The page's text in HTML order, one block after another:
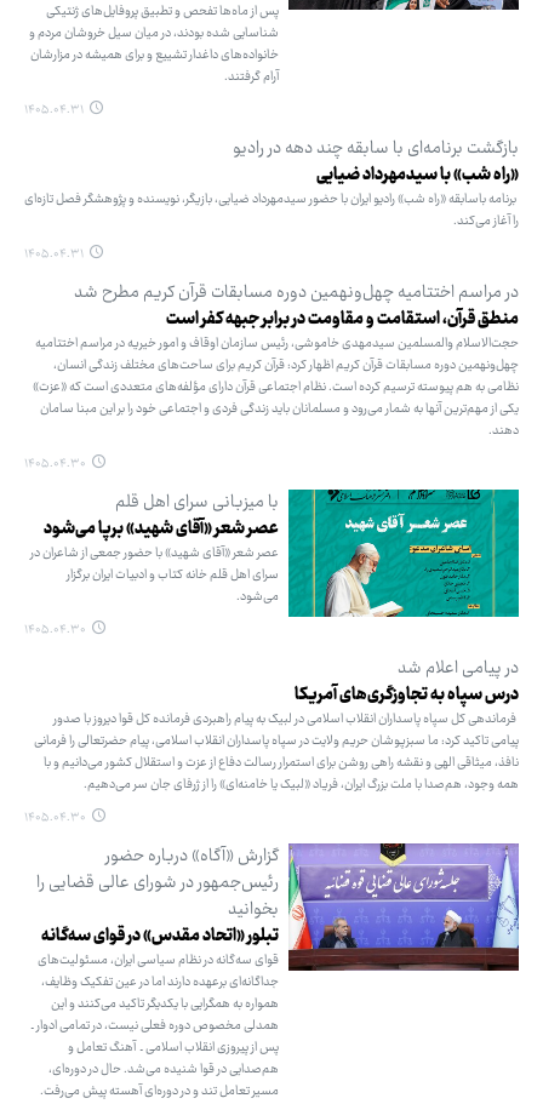
پس از ماه‌ها تفحص و تطبیق پروفایل‌های ژنتیکی
شناسایی شده بودند، در میان سیل خروشان مردم و
خانواده‌های داغدار تشییع و برای همیشه در مزارشان
آرام گرفتند.
۱۴۰۵.۰۴.۳۱
بازگشت برنامه‌ای با سابقه چند دهه در رادیو
«راه شب» با سیدمهرداد ضیایی
برنامه باسابقه «راه شب» رادیو ایران با حضور سیدمهرداد ضیایی، بازیگر، نویسنده و پژوهشگر فصل تازه‌ای
را آغاز می‌کند.
۱۴۰۵.۰۴.۳۱
در مراسم اختتامیه چهل‌ونهمین دوره مسابقات قرآن کریم مطرح شد
منطق قرآن، استقامت و مقاومت در برابر جبهه کفر است
حجت‌الاسلام والمسلمین سیدمهدی خاموشی، رئیس سازمان اوقاف و امور خیریه در مراسم اختتامیه
چهل‌ونهمین دوره مسابقات قرآن کریم اظهار کرد: قرآن کریم برای ساحت‌های مختلف زندگی انسان،
نظامی به‌ هم‌ پیوسته ترسیم کرده است. نظام اجتماعی قرآن دارای مؤلفه‌های متعددی است که «عزت»
یکی از مهم‌ترین آنها به شمار می‌رود و مسلمانان باید زندگی فردی و اجتماعی خود را بر این مبنا سامان
دهند.
۱۴۰۵.۰۴.۳۰
با میزبانی سرای اهل قلم
عصر شعر «آقای شهید» برپا می‌شود
عصر شعر «آقای شهید» با حضور جمعی از شاعران در
سرای اهل قلم خانه کتاب و ادبیات ایران برگزار
می‌شود.
۱۴۰۵.۰۴.۳۰
در پیامی اعلام شد
درس سپاه به تجاوزگری‌های آمریکا
فرماندهی کل سپاه پاسداران انقلاب اسلامی در لبیک به پیام راهبردی فرمانده کل قوا دیروز با صدور
پیامی تاکید کرد: ما سبزپوشان حریم ولایت در سپاه پاسداران انقلاب اسلامی، پیام حضرتعالی را فرمانی
نافذ، میثاقی الهی و نقشه راهی روشن برای استمرار رسالت دفاع از عزت و استقلال کشور می‌دانیم و با
همه وجود، هم‌صدا با ملت بزرگ ایران، فریاد «لبیک یا خامنه‌ای» را از ژرفای جان سر می‌دهیم.
۱۴۰۵.۰۴.۳۰
گزارش «آگاه» درباره حضور
رئیس‌جمهور در شورای عالی قضایی را
بخوانید
تبلور «اتحاد مقدس» در قوای سه‌گانه
قوای سه‌گانه در نظام سیاسی ایران، مسئولیت‌های
جداگانه‌ای برعهده دارند اما در عین تفکیک وظایف،
همواره به همگرایی با یکدیگر تاکید می‌کنند و این
همدلی مخصوص دوره فعلی نیست، در تمامی ادوار ـ
پس از پیروزی انقلاب اسلامی ـ آهنگ تعامل و
هم‌صدایی در قوا شنیده می‌شد. حال در دوره‌ای،
مسیر تعامل تند و در دوره‌ای آهسته پیش می‌رفت.